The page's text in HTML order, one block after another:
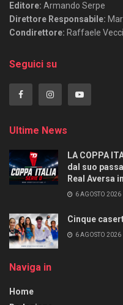
Editore: Armando Serpe
Direttore Responsabile:
Condirettore: Raffaele
Seguici su
Ultime News
LA COPPA
dal suo
Real Aversa
6 AGOSTO 2026
Cinque
6 AGOSTO 2026
Naviga in
Home